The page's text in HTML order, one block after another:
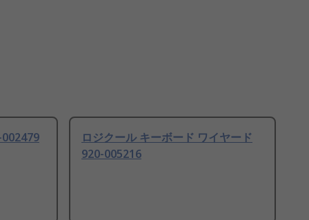
ロジクール キーボード ワイヤード
920-005216